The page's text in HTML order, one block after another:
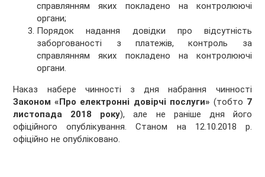
справлянням яких покладено на контролюючі
органи;
Порядок надання довідки про відсутність
заборгованості з платежів, контроль за
справлянням яких покладено на контролюючі
органи.
Наказ набере чинності з дня набрання чинності
Законом «Про електронні довірчі послуги» (тобто 7
листопада 2018 року), але не раніше дня його
офіційного опублікування. Станом на 12.10.2018 р.
офіційно не опубліковано.